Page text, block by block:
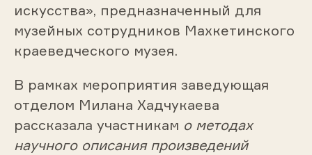
искусства», предназначенный для
музейных сотрудников Махкетинского
краеведческого музея.
В рамках мероприятия заведующая
отделом Милана Хадчукаева
рассказала участникам о методах
научного описания произведений